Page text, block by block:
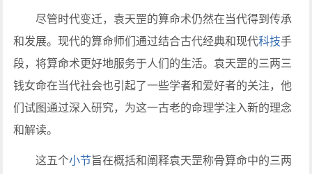
尽管时代变迁，袁天罡的算命术仍然在当代得到传承
和发展。现代的算命师们通过结合古代经典和现代科技手
段，将算命术更好地服务于人们的生活。袁天罡的三两三
钱女命在当代社会也引起了一些学者和爱好者的关注，他
们试图通过深入研究，为这一古老的命理学注入新的理念
和解读。
这五个小节旨在概括和阐释袁天罡称骨算命中的三两